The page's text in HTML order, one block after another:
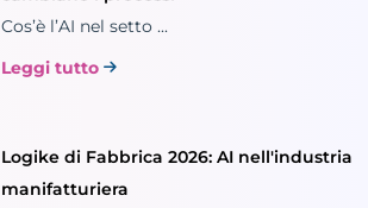
Cos’è l’AI nel setto ...
Leggi tutto
Logike di Fabbrica 2026: AI nell'industria
manifatturiera